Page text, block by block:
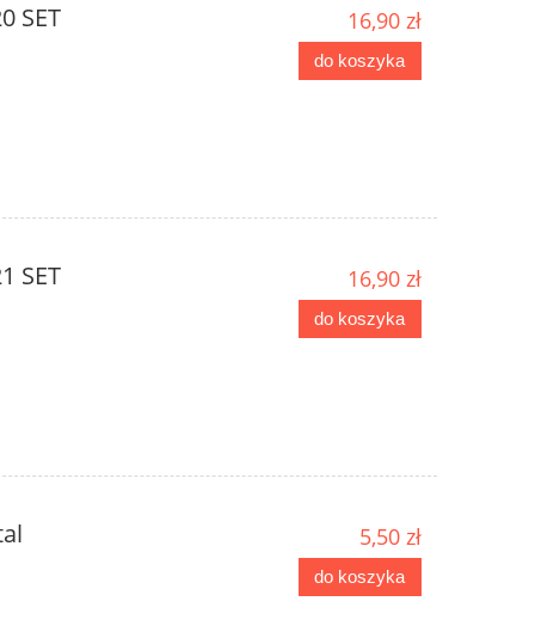
SET 16,90 zł
do koszyka
SET 16,90 zł
do koszyka
5,50 zł
do koszyka